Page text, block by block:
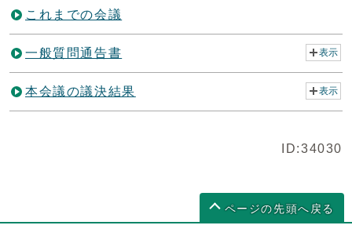
これまでの会議
一般質問通告書 表示
本会議の議決結果 表示
ID:34030
ページの先頭へ戻る